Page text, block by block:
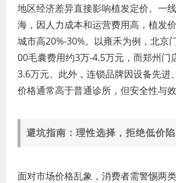
地区经济差异直接影响植发定价。一
海，因人力成本和运营费用高，植发
城市高20%-30%。以雍禾为例，北京
00毛囊费用约3万-4.5万元，而郑州门
3.6万元。此外，连锁品牌因设备先进
价格通常高于普通诊所，但安全性与效
避坑指南：理性选择，拒绝低价
面对市场价格乱象，消费者需警惕两